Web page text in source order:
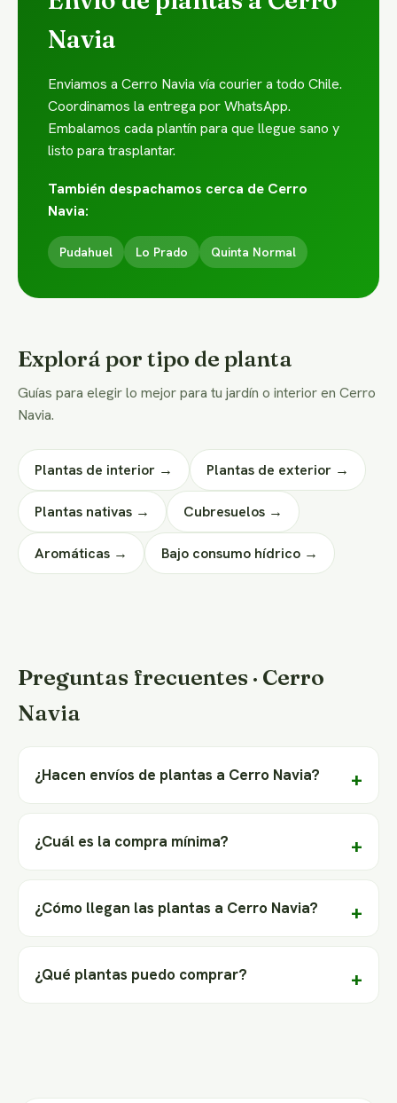
Navia
Enviamos a Cerro Navia vía courier a todo Chile.
Coordinamos la entrega por WhatsApp.
Embalamos cada plantín para que llegue sano y
listo para trasplantar.
También despachamos cerca de Cerro
Navia:
Pudahuel Lo Prado Quinta Normal
Explorá por tipo de planta
Guías para elegir lo mejor para tu jardín o interior en Cerro
Navia.
Plantas de interior → Plantas de exterior →
Plantas nativas → Cubresuelos →
Aromáticas → Bajo consumo hídrico →
Preguntas frecuentes · Cerro
Navia
¿Hacen envíos de plantas a Cerro Navia?
¿Cuál es la compra mínima?
¿Cómo llegan las plantas a Cerro Navia?
¿Qué plantas puedo comprar?